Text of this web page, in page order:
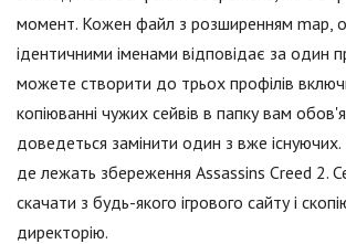
момент. Кожен файл з розширенням map,
ідентичними іменами відповідає за один
можете створити до трьох профілів
копіюванні чужих сейвів в папку вам
доведеться замінити один з вже
де лежать збереження Assassins Creed 2.
скачати з будь-якого ігрового сайту і
директорію.